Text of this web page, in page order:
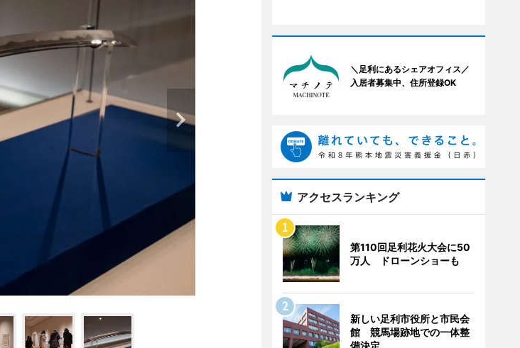
＼足利にあるシェアオフィス／
入居者募集中、住所登録OK
アクセスランキング
第110回足利花火大会に50
万人 ドローンショーも
新しい足利市役所と市民会
館 競馬場跡地での一体整
備決定